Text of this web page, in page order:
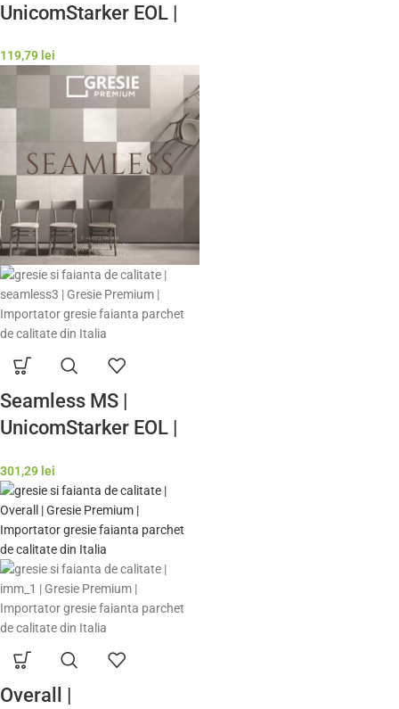
UnicomStarker EOL |
calitate premium Italia
| Model Gresie
Rezistenta Exterior
119,79 lei
Seamless MS |
UnicomStarker EOL |
calitate premium Italia
| Model Gresie
Rezistenta Exterior
301,29 lei
Overall |